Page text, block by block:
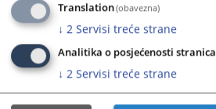
Translation(obavezna)
↓ 2 Servisi treće strane
Analitika o posjećenosti stranica
↓ 2 Servisi treće strane